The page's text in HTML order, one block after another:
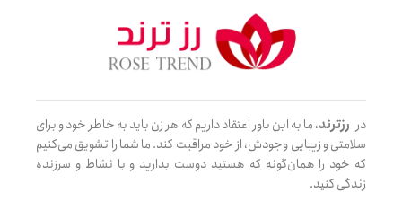
در رزترند، ما به این باور اعتقاد داریم که هر زن باید به خاطر خود و برای
سلامتی و زیبایی وجودش، از خود مراقبت کند. ما شما را تشویق می‌کنیم
که خود را همان‌گونه که هستید دوست بدارید و با نشاط و سرزنده
زندگی کنید.